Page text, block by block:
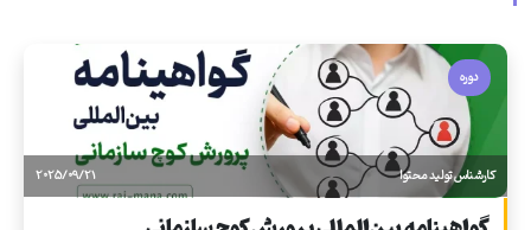
دوره
کارشناس تولید محتوا 2025/09/21